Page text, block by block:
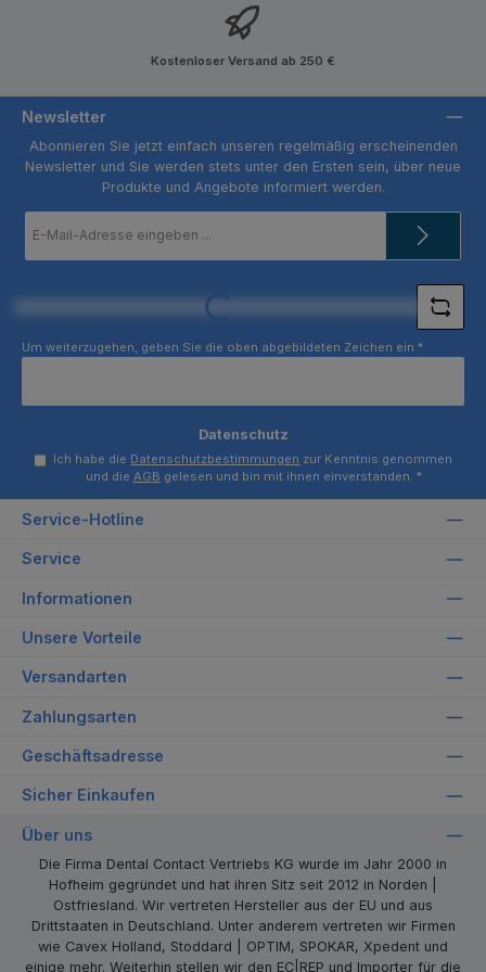
Kostenloser Versand ab 250 €
Newsletter
Abonnieren Sie jetzt einfach unseren regelmäßig erscheinenden
Newsletter und Sie werden stets unter den Ersten sein, über neue
Produkte und Angebote informiert werden.
Mail-
Loading...
Um weiterzugehen, geben Sie die oben abgebildeten Zeichen ein *
Datenschutz
Ich habe die Datenschutzbestimmungen zur Kenntnis genommen
und die AGB gelesen und bin mit ihnen einverstanden. *
Service-Hotline
Service
Informationen
Unsere Vorteile
Versandarten
Zahlungsarten
Geschäftsadresse
Sicher Einkaufen
Über uns
Die Firma Dental Contact Vertriebs KG wurde im Jahr 2000 in
Hofheim gegründet und hat ihren Sitz seit 2012 in Norden |
Ostfriesland. Wir vertreten Hersteller aus der EU und aus
Drittstaaten in Deutschland. Unter anderem vertreten wir Firmen
wie Cavex Holland, Stoddard | OPTIM, SPOKAR, Xpedent und
einige mehr. Weiterhin stellen wir den EC|REP und Importer für die